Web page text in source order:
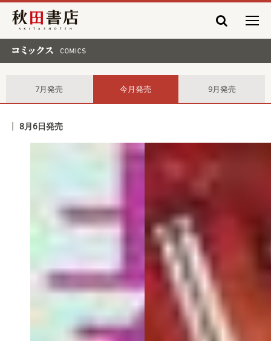
秋田書店
7月発売 今月発売 9月発売
8月6日発売